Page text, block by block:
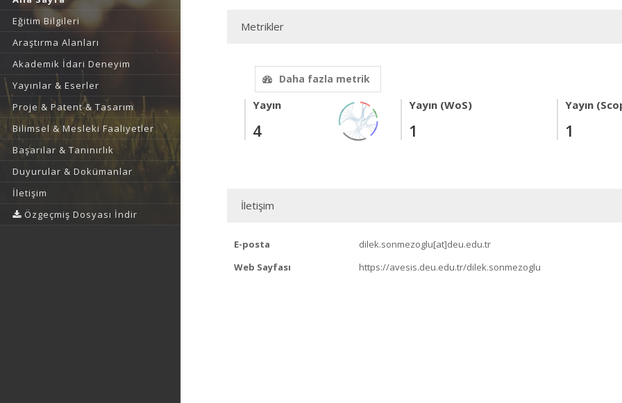
Eğitim Bilgileri
Araştırma Alanları
Akademik İdari Deneyim
Yayınlar & Eserler
Proje & Patent & Tasarım
Bilimsel & Mesleki Faaliyetler
Başarılar & Tanınırlık
Duyurular & Dokümanlar
İletişim
Özgeçmiş Dosyası İndir
Metrikler
Daha fazla metrik
Yayın
4
Yayın (WoS)
1
Yayın
1
İletişim
E-posta
dilek.sonmezoglu[at]deu.edu.tr
Web Sayfası
https://avesis.deu.edu.tr/dilek.sonmezoglu